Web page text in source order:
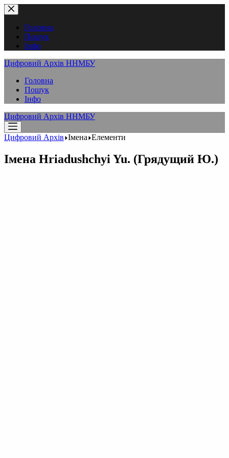
Перейти
до
вмістуГоловна
Пошук
Інфо
Цифровий Архів ННМБУ
Головна
Пошук
Інфо
Цифровий Архів ННМБУ
Цифровий Архів Імена Елементи
Імена Hriadushchyi Yu. (Грядущий Ю.)